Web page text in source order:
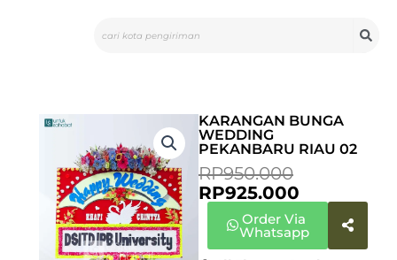
KARANGAN BUNGA
WEDDING
PEKANBARU RIAU 02
RP950.000
WAS:
RP925.000
IS:
RP925.000.
Order Via
Whatsapp